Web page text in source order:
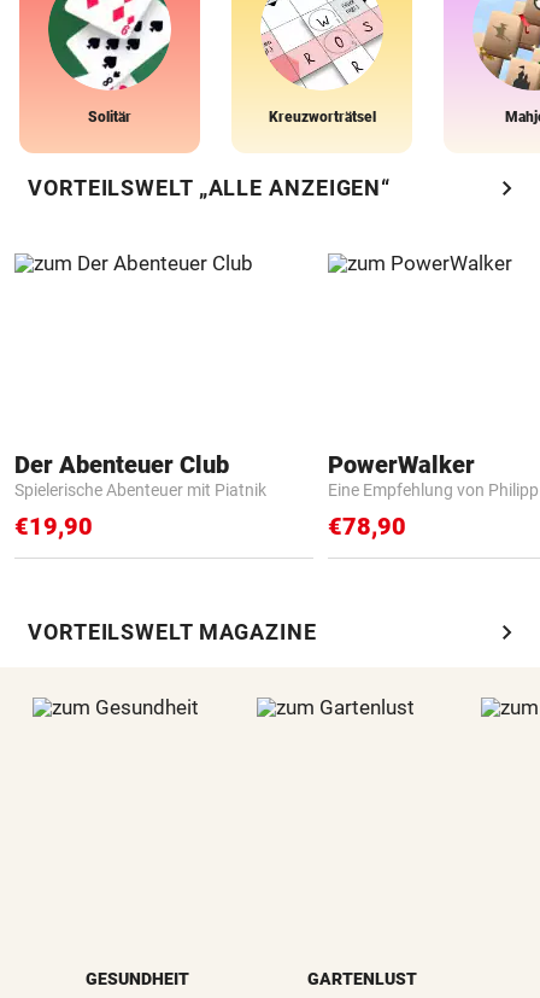
Solitär Kreuzworträtsel
VORTEILSWELT „ALLE ANZEIGEN“ chevron_right
Der Abenteuer Club
Spielerische Abenteuer mit Piatnik
€19,90
PowerWalker
Eine Empfehlung von
€78,90
VORTEILSWELT MAGAZINE chevron_right
GESUNDHEIT GARTENLUST